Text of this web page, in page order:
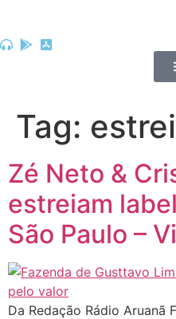
Tag:
Zé Neto &
estreiam
São Paulo –
Da Redação Rádio Aruanã